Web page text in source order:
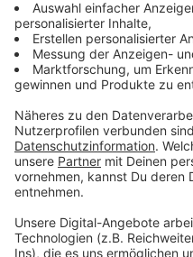
· einmodernes
Friedenskapelle,
·Walking Football-
Sportangebot,
· einmobiler
mehrere Ortsvereine,
· Verbesserungen an
· eineÜberdachung